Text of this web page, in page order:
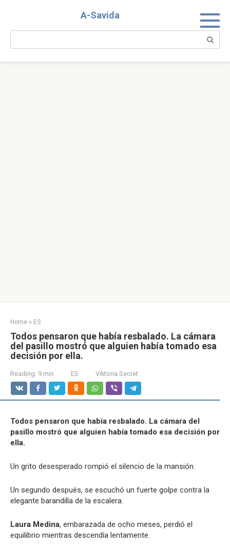
A-Savida
Search:
Home » ES
Todos pensaron que había resbalado. La cámara
del pasillo mostró que alguien había tomado esa
decisión por ella.
Reading: 9 min ES Viktoria Secret
Todos pensaron que había resbalado. La cámara del
pasillo mostró que alguien había tomado esa decisión por
ella.
Un grito desesperado rompió el silencio de la mansión.
Un segundo después, se escuchó un fuerte golpe contra la
elegante barandilla de la escalera.
Laura Medina, embarazada de ocho meses, perdió el
equilibrio mientras descendía lentamente.